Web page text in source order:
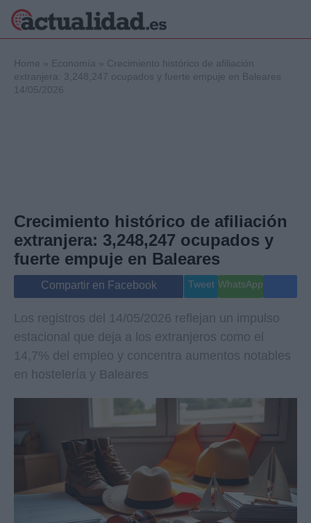
Internacional
Viajes
Gente
Musica
Home » Economía » Crecimiento histórico de afiliación
extranjera: 3,248,247 ocupados y fuerte empuje en Baleares
14/05/2026
Crecimiento histórico de afiliación
extranjera: 3,248,247 ocupados y
fuerte empuje en Baleares
Compartir en Facebook Tweet WhatsApp
Los registros del 14/05/2026 reflejan un impulso
estacional que deja a los extranjeros como el
14,7% del empleo y concentra aumentos notables
en hostelería y Baleares